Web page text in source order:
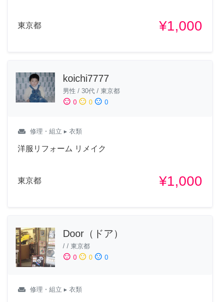
東京都 ¥1,000
koichi7777
男性 / 30代 / 東京都
sentiment_satisfied 0 sentiment_neutral 0 sentiment_dissatisfied 0
weekend 修理・組立 ▸ 衣類
洋服リフォーム リメイク
東京都 ¥1,000
Door（ドア）
/ / 東京都
sentiment_satisfied 0 sentiment_neutral 0 sentiment_dissatisfied 0
weekend 修理・組立 ▸ 衣類